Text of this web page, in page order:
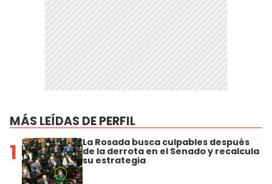
MÁS LEÍDAS DE PERFIL
1 La Rosada busca culpables después
de la derrota en el Senado y recalcula
su estrategia